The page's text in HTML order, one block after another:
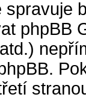
spravuje
phpBB